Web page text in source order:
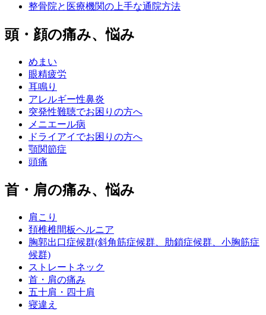
整骨院と医療機関の上手な通院方法
頭・顔の痛み、悩み
めまい
眼精疲労
耳鳴り
アレルギー性鼻炎
突発性難聴でお困りの方へ
メニエール病
ドライアイでお困りの方へ
顎関節症
頭痛
首・肩の痛み、悩み
肩こり
頚椎椎間板ヘルニア
胸郭出口症候群(斜角筋症候群、肋鎖症候群、小胸筋症
候群)
ストレートネック
首・肩の痛み
五十肩・四十肩
寝違え